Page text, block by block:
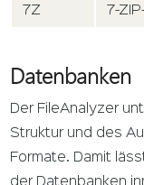
7Z 7-
Datenbanken
Der FileAnalyzer
Struktur und des
Formate. Damit
der Datenbanken